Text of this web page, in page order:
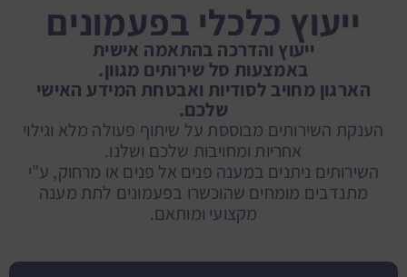
ייעוץ כלכלי בפעמונים
ייעוץ והדרכה בהתאמה אישית
באמצעות סל שירותים מגוון.
הארגון מחויב לסודיות ואבטחת המידע האישי
שלכם.
הענקת השירותים מבוססת על שיתוף פעולה מלא וגילוי
אחריות ומחויבות שלכם ושלנו.
השירותים ניתנים במענה פנים אל פנים או מרחוק, ע”י
מתנדבים מומחים שהוכשרו בפעמונים לתת מענה
מקצועי ומותאם.